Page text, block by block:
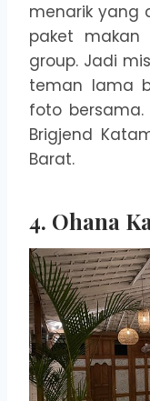
menarik yang
paket
group. Jadi
teman lama
foto bersama.
Brigjend
Barat.
4. Ohana